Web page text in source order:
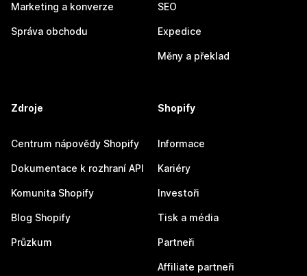
Marketing a konverze
Správa obchodu
SEO
Expedice
Měny a překlad
Zdroje
Centrum nápovědy Shopify
Dokumentace k rozhraní API
Komunita Shopify
Blog Shopify
Průzkum
Shopify
Informace
Kariéry
Investoři
Tisk a média
Partneři
Affiliate partneři